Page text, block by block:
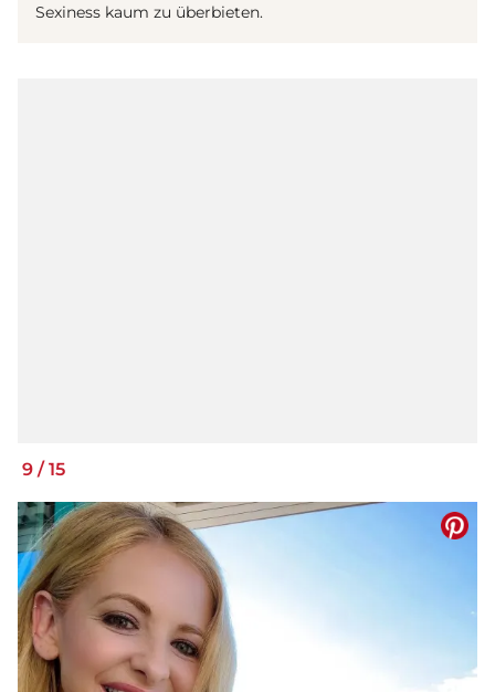
Sexiness kaum zu überbieten.
9 /15